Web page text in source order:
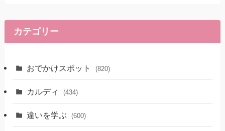
カテゴリー
おでかけスポット (820)
カルディ (434)
違いを学ぶ (600)